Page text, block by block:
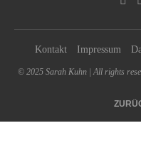
Kontakt Impressum
© 2025 Sarah Kuhn | All rights